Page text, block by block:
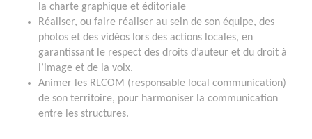
la charte graphique et éditoriale
Réaliser, ou faire réaliser au sein de son équipe, des
photos et des vidéos lors des actions locales, en
garantissant le respect des droits d’auteur et du droit à
l’image et de la voix.
Animer les RLCOM (responsable local communication)
de son territoire, pour harmoniser la communication
entre les structures.